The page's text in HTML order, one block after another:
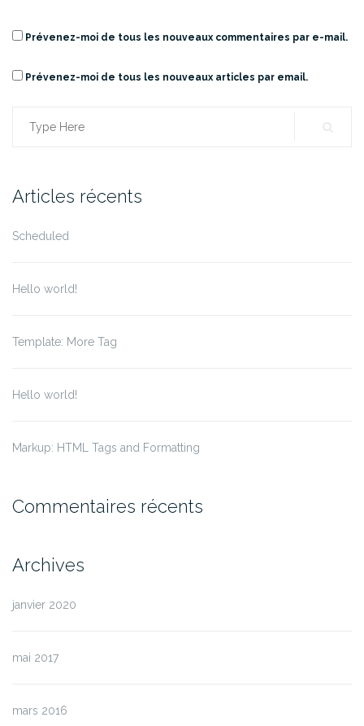
Prévenez-moi de tous les nouveaux commentaires par e-mail.
Prévenez-moi de tous les nouveaux articles par email.
Search
Articles récents
Scheduled
Hello world!
Template: More Tag
Hello world!
Markup: HTML Tags and Formatting
Commentaires récents
Archives
janvier 2020
mai 2017
mars 2016